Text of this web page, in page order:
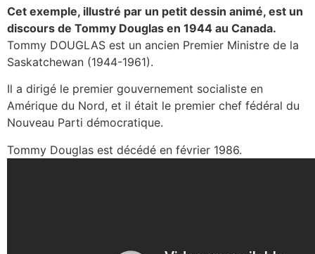
Cet exemple, illustré par un petit dessin animé, est un
discours de Tommy Douglas en 1944 au Canada.
Tommy DOUGLAS est un ancien Premier Ministre de la
Saskatchewan (1944-1961).
Il a dirigé le premier gouvernement socialiste en
Amérique du Nord, et il était le premier chef fédéral du
Nouveau Parti démocratique.
Tommy Douglas est décédé en février 1986.